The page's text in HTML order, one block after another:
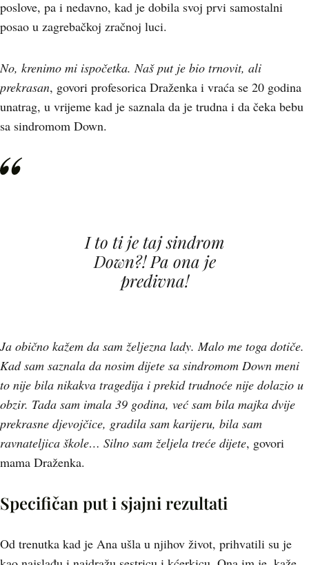
poslove, pa i nedavno, kad je dobila svoj prvi samostalni
posao u zagrebačkoj zračnoj luci.
No, krenimo mi ispočetka. Naš put je bio trnovit, ali
prekrasan, govori profesorica Draženka i vraća se 20 godina
unatrag, u vrijeme kad je saznala da je trudna i da čeka bebu
sa sindromom Down.
I to ti je taj sindrom
Down?! Pa ona je
predivna!
Ja obično kažem da sam željezna lady. Malo me toga dotiče.
Kad sam saznala da nosim dijete sa sindromom Down meni
to nije bila nikakva tragedija i prekid trudnoće nije dolazio u
obzir. Tada sam imala 39 godina, već sam bila majka dvije
prekrasne djevojčice, gradila sam karijeru, bila sam
ravnateljica škole… Silno sam željela treće dijete, govori
mama Draženka.
Specifičan put i sjajni rezultati
Od trenutka kad je Ana ušla u njihov život, prihvatili su je